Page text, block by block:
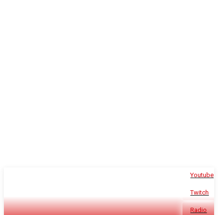
Youtube
Twitch
Radio